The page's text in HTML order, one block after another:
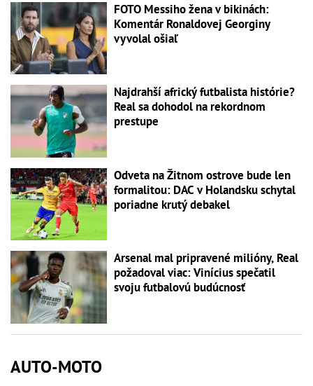
FOTO Messiho žena v bikinách:
Komentár Ronaldovej Georginy
vyvolal ošiaľ
Najdrahší africký futbalista histórie?
Real sa dohodol na rekordnom
prestupe
Odveta na Žitnom ostrove bude len
formalitou: DAC v Holandsku schytal
poriadne krutý debakel
Arsenal mal pripravené milióny, Real
požadoval viac: Vinícius spečatil
svoju futbalovú budúcnosť
AUTO-MOTO